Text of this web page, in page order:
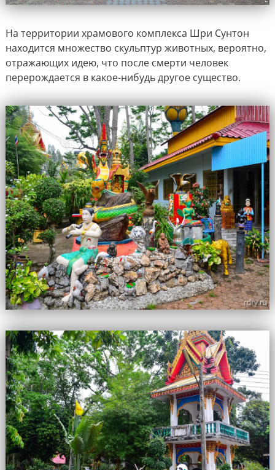
На территории храмового комплекса Шри Сунтон
находится множество скульптур животных, вероятно,
отражающих идею, что после смерти человек
перерождается в какое-нибудь другое существо.